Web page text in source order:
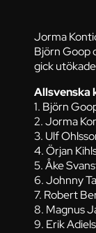
Jorma
Björn Goop
gick
Allsvenska
1. Björn
2. Jorma
3. Ulf
4. Örjan
5. Åke
6. Johnny
7. Robert
8. Magnus
9. Erik